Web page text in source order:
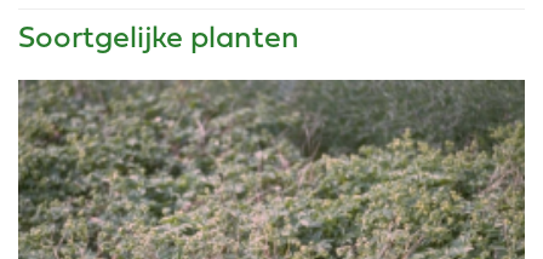
Soortgelijke planten